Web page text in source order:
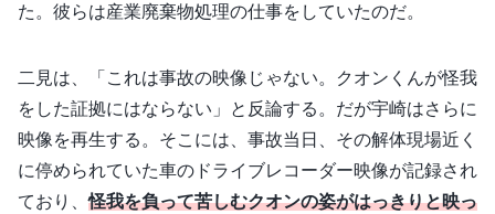
た。彼らは産業廃棄物処理の仕事をしていたのだ。
二見は、「これは事故の映像じゃない。クオンくんが怪我
をした証拠にはならない」と反論する。だが宇崎はさらに
映像を再生する。そこには、事故当日、その解体現場近く
に停められていた車のドライブレコーダー映像が記録され
ており、怪我を負って苦しむクオンの姿がはっきりと映っ